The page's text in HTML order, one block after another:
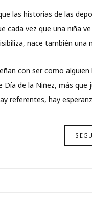
las historias de las
cada vez que una niña
nace también
con ser como
de la Niñez, más
referentes, hay